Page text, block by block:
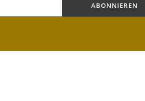
ABONNIEREN